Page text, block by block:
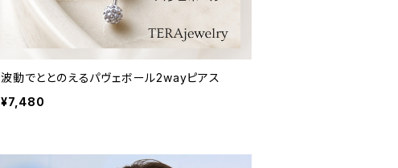
波動でととのえるパヴェボール2wayピアス
¥7,480